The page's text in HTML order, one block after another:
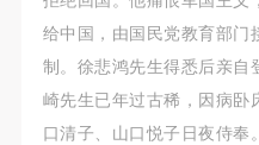
给中国，由国民党教育部门
制。徐悲鸿先生得悉后亲自
崎先生已年过古稀，因病卧
口清子、山口悦子日夜侍奉